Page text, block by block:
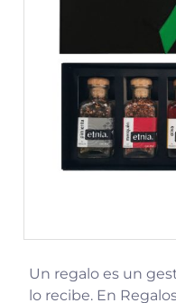
Un regalo es un
lo recibe. En